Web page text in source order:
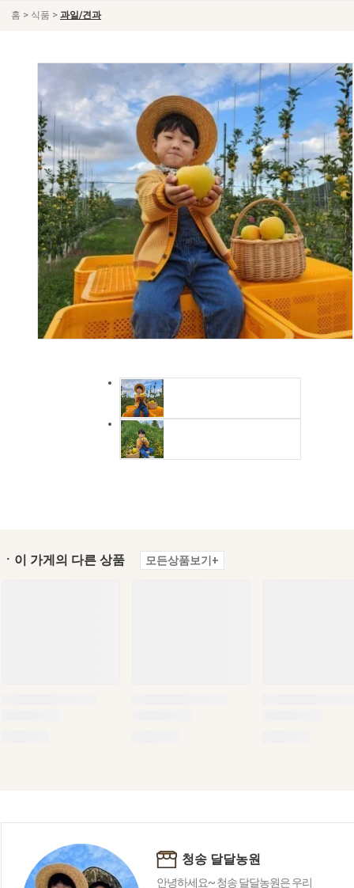
홈 > 식품 > 과일/견과
ㆍ이 가게의 다른 상품 모든상품보기+
청송 달달농원
안녕하세요~ 청송 달달농원은 우리